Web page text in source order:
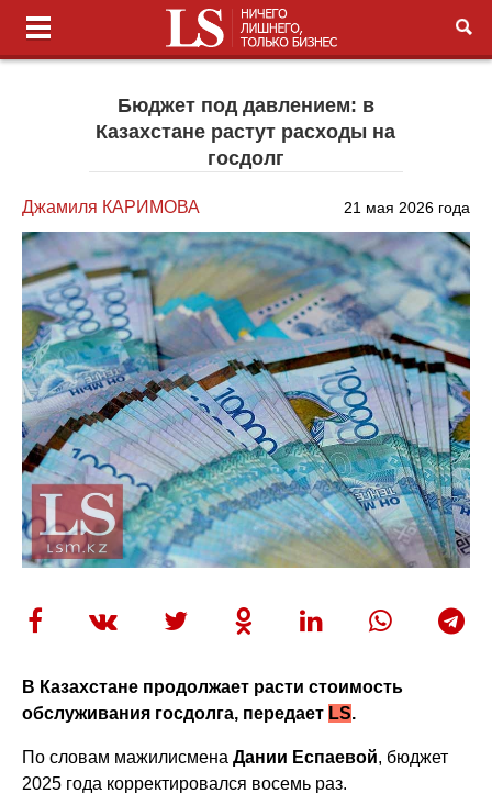
Бюджет под давлением: в
Казахстане растут расходы на
госдолг
Джамиля КАРИМОВА 21 мая 2026 года
В Казахстане продолжает расти стоимость
обслуживания госдолга, передает LS.
По словам мажилисменаДании Еспаевой, бюджет
2025 года корректировался восемь раз.